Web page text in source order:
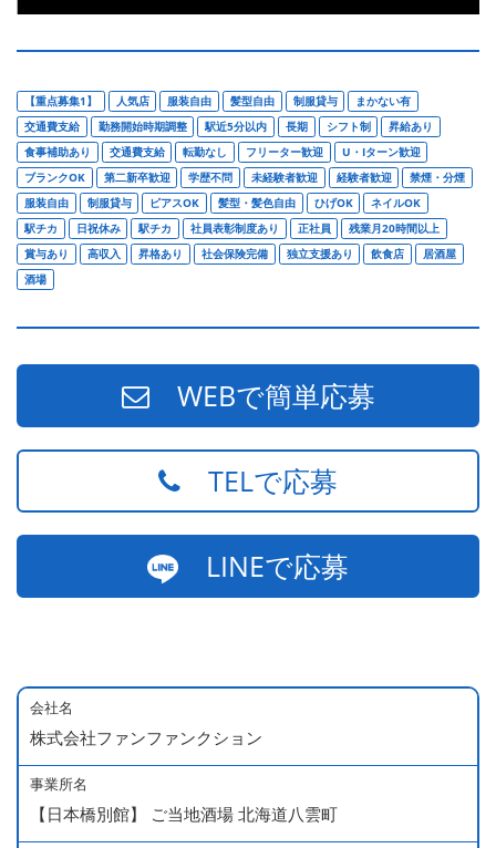
【重点募集1】 人気店 服装自由 髪型自由 制服貸与
まかない有
交通費支給
勤務開始時期調整 駅近5分以内 長期 シフト制
昇給あり
食事補助あり
交通費支給 転勤なし フリーター歓迎
U・Iターン歓迎
ブランクOK
第二新卒歓迎 学歴不問 未経験者歓迎 経験者歓迎
禁煙・分煙
服装自由
制服貸与 ピアスOK 髪型・髪色自由 ひげOK
ネイルOK
駅チカ
日祝休み 駅チカ 社員表彰制度あり 正社員
残業月20時間以上
賞与あり
高収入 昇格あり 社会保険完備 独立支援あり 飲食店
居酒屋
酒場
WEBで簡単応募
TELで応募
LINEで応募
会社名
株式会社ファンファンクション
事業所名
【日本橋別館】 ご当地酒場 北海道八雲町